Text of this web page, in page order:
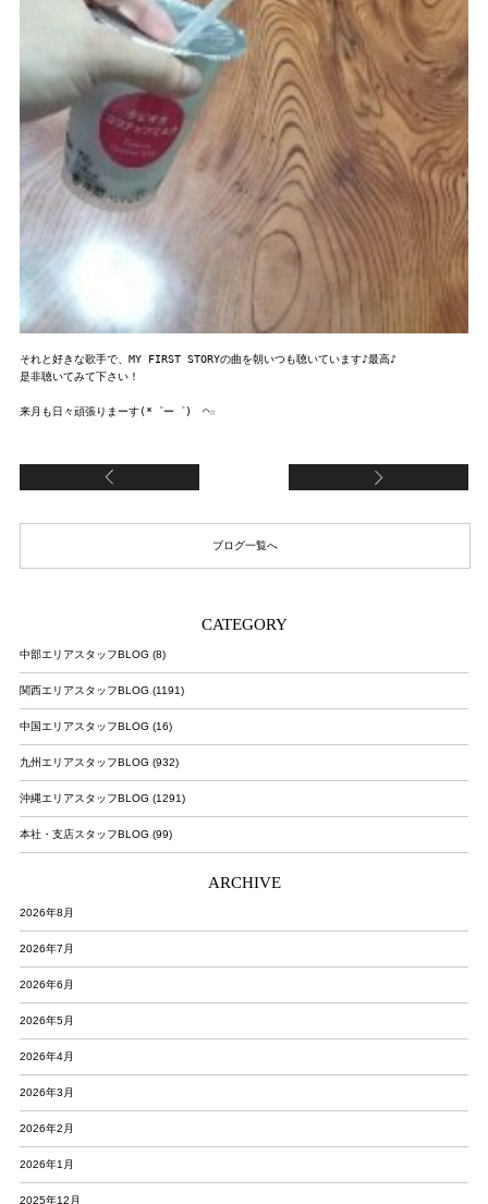
それと好きな歌手で、MY FIRST STORYの曲を朝いつも聴いています♪最高♪
是非聴いてみて下さい！
来月も日々頑張りまーす(*゜ー゜)ゞ⌒☆
ブログ一覧へ
CATEGORY
中部エリアスタッフBLOG (8)
関西エリアスタッフBLOG (1191)
中国エリアスタッフBLOG (16)
九州エリアスタッフBLOG (932)
沖縄エリアスタッフBLOG (1291)
本社・支店スタッフBLOG (99)
ARCHIVE
2026年8月
2026年7月
2026年6月
2026年5月
2026年4月
2026年3月
2026年2月
2026年1月
2025年12月